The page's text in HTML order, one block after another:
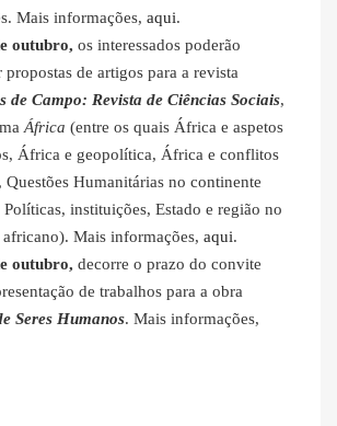
Mais informações, aqui.
outubro, os interessados poderão
propostas de artigos para a revista
de Campo: Revista de Ciências Sociais,
África (entre os quais África e aspetos
África e geopolítica, África e conflitos
Questões Humanitárias no continente
instituições, Estado e região no
Mais informações, aqui.
outubro, decorre o prazo do convite
de trabalhos para a obra
Seres Humanos. Mais informações,